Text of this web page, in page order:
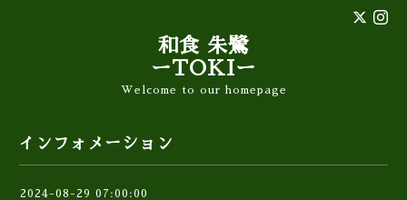
和食 朱鷺
ーTOKIー
Welcome to our homepage
インフォメーション
2024-08-29 07:00:00